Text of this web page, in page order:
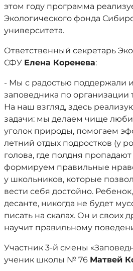
этом году программа
Экологического фонда
университета.
Ответственный секретарь
СФУ Елена Коренева:
- Мы с радостью поддержали
заповедника по организации
На наш взгляд, здесь
задачи: мы делаем чище
уголок природы, помогаем
летний отдых подростков (у
голова, где полдня пропадают
формируем правильные
у школьников, которые
вести себя достойно.
десанте, никогда не будет
писать на скалах. Он и своих
научит правильному
Участник 3-й смены
ученик школы № 76 Матвей